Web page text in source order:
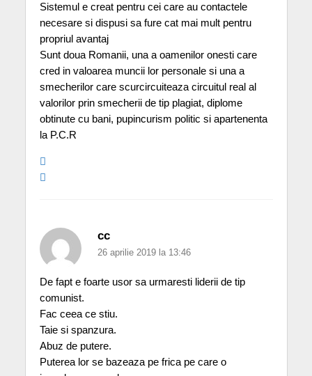
Sistemul e creat pentru cei care au contactele
necesare si dispusi sa fure cat mai mult pentru
propriul avantaj
Sunt doua Romanii, una a oamenilor onesti care
cred in valoarea muncii lor personale si una a
smecherilor care scurcircuiteaza circuitul real al
valorilor prin smecherii de tip plagiat, diplome
obtinute cu bani, pupincurism politic si apartenenta
la P.C.R
cc
26 aprilie 2019 la 13:46
De fapt e foarte usor sa urmaresti liderii de tip
comunist.
Fac ceea ce stiu.
Taie si spanzura.
Abuz de putere.
Puterea lor se bazeaza pe frica pe care o